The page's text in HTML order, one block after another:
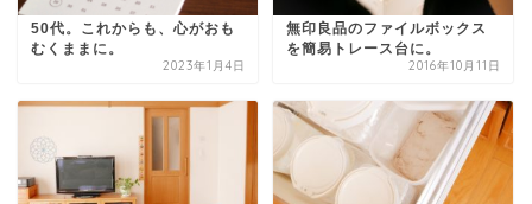
50代。これからも、心がおも
むくままに。
2023年1月4日
無印良品のファイルボックス
を簡易トレース台に。
2016年10月11日